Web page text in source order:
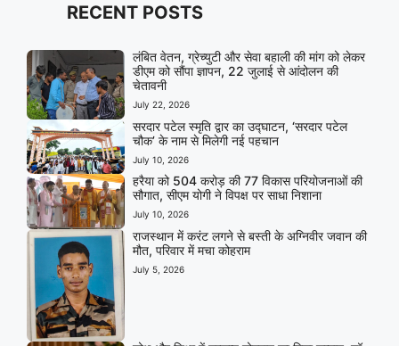
RECENT POSTS
लंबित वेतन, ग्रेच्युटी और सेवा बहाली की मांग को लेकर
डीएम को सौंपा ज्ञापन, 22 जुलाई से आंदोलन की
चेतावनी
July 22, 2026
सरदार पटेल स्मृति द्वार का उद्घाटन, ‘सरदार पटेल
चौक’ के नाम से मिलेगी नई पहचान
July 10, 2026
हरैया को 504 करोड़ की 77 विकास परियोजनाओं की
सौगात, सीएम योगी ने विपक्ष पर साधा निशाना
July 10, 2026
राजस्थान में करंट लगने से बस्ती के अग्निवीर जवान की
मौत, परिवार में मचा कोहराम
July 5, 2026